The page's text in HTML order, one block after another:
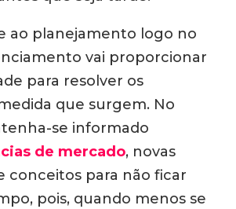
ao planejamento logo no
vai proporcionar
para resolver os
que surgem. No
se informado
de mercado, novas
conceitos para não ficar
pois, quando menos se